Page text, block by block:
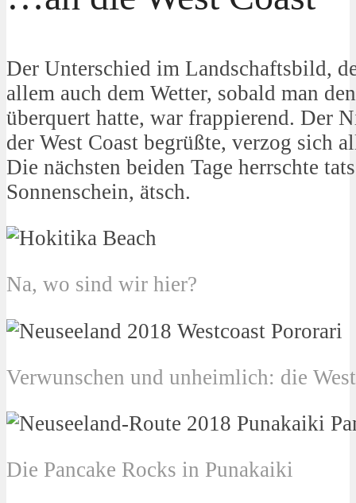
Der Unterschied im Landschaftsbild,
allem auch dem Wetter, sobald man
überquert hatte, war frappierend. Der
der West Coast begrüßte, verzog sich
Die nächsten beiden Tage herrschte
Sonnenschein, ätsch.
Na, wo sind wir hier?
Verwunschen und unheimlich: die
Die Pancake Rocks in Punakaiki